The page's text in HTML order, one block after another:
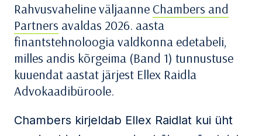
Rahvusvaheline väljaanne Chambers and
Partners avaldas 2026. aasta
finantstehnoloogia valdkonna edetabeli,
milles andis kõrgeima (Band 1) tunnustuse
kuuendat aastat järjest Ellex Raidla
Advokaadibüroole.
Chambers kirjeldab Ellex Raidlat kui üht